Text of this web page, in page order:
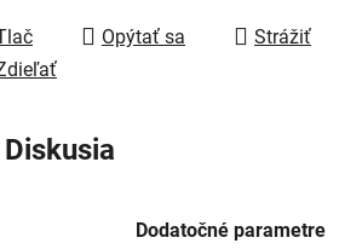
Opýtať sa
Strážiť
Diskusia
Dodatočné parametre